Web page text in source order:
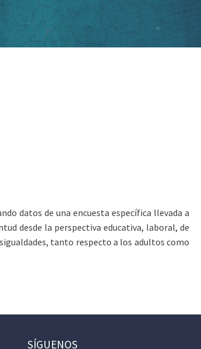
datos de una encuesta específica llevada a
desde la perspectiva educativa, laboral, de
tanto respecto a los adultos como
SÍGUENOS